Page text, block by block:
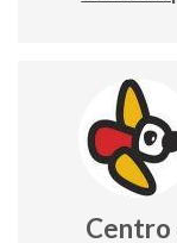
Centro